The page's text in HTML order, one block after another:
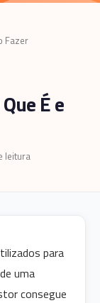
Fazer
É e
leitura
para
uma
consegue